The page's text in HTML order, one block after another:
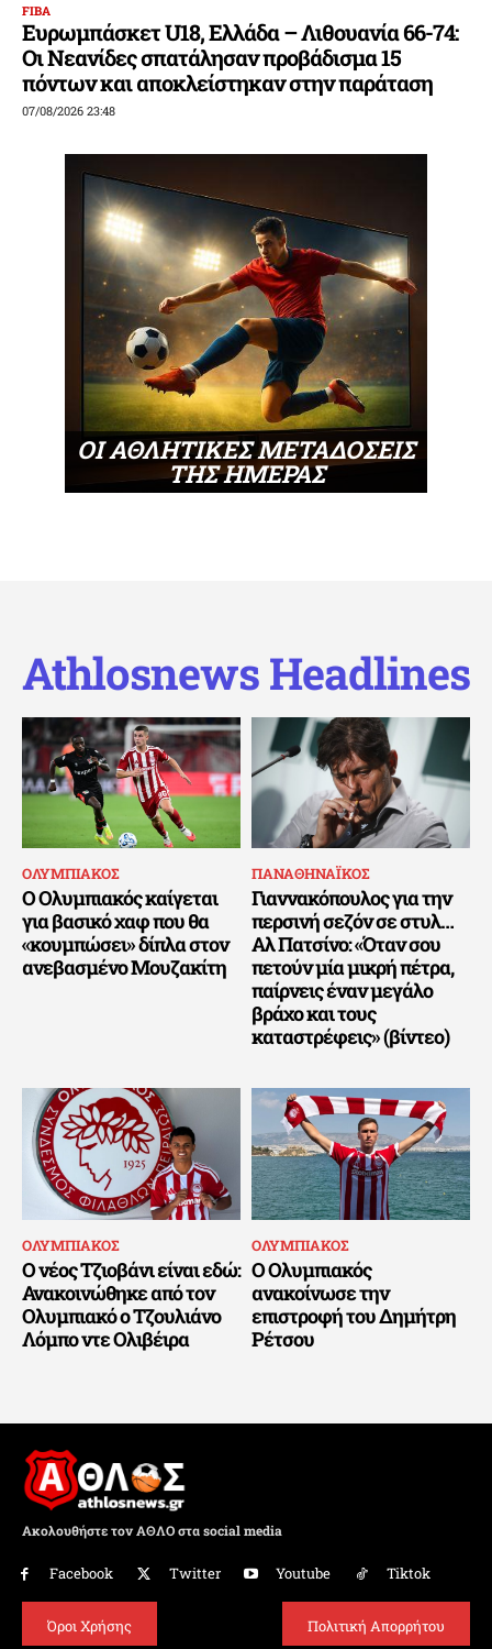
FIBA
Ευρωμπάσκετ U18, Ελλάδα – Λιθουανία 66-74:
Οι Νεανίδες σπατάλησαν προβάδισμα 15
πόντων και αποκλείστηκαν στην παράταση
07/08/2026 23:48
ΟΙ ΑΘΛΗΤΙΚΕΣ ΜΕΤΑΔΟΣΕΙΣ
ΤΗΣ ΗΜΕΡΑΣ
Athlosnews Headlines
ΟΛΥΜΠΙΑΚΟΣ
Ο Ολυμπιακός καίγεται
για βασικό χαφ που θα
«κουμπώσει» δίπλα στον
ανεβασμένο Μουζακίτη
ΠΑΝΑΘΗΝΑΪΚΟΣ
Γιαννακόπουλος για την
περσινή σεζόν σε στυλ…
Αλ Πατσίνο: «Όταν σου
πετούν μία μικρή πέτρα,
παίρνεις έναν μεγάλο
βράχο και τους
καταστρέφεις» (βίντεο)
ΟΛΥΜΠΙΑΚΟΣ
Ο νέος Τζιοβάνι είναι εδώ:
Ανακοινώθηκε από τον
Ολυμπιακό ο Τζουλιάνο
Λόμπο ντε Ολιβέιρα
ΟΛΥΜΠΙΑΚΟΣ
Ο Ολυμπιακός
ανακοίνωσε την
επιστροφή του Δημήτρη
Ρέτσου
Ακολουθήστε τον ΑΘΛΟ στα social media
Facebook Twitter Youtube Tiktok
Όροι Χρήσης Πολιτική Απορρήτου